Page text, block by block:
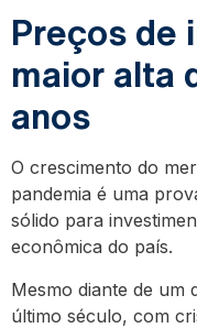
Preços de
maior alta
anos
O crescimento do
pandemia é uma
sólido para
econômica do país.
Mesmo diante de um
último século, com